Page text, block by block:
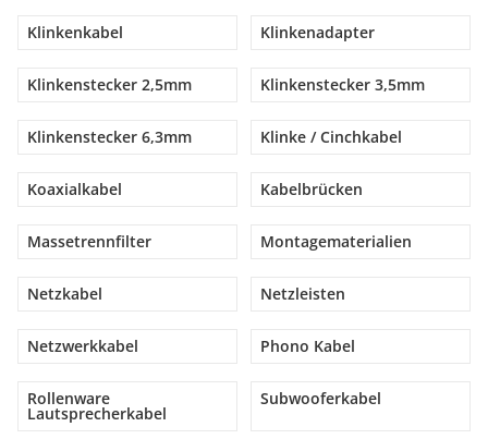
Klinkenkabel Klinkenadapter
Klinkenstecker 2,5mm Klinkenstecker 3,5mm
Klinkenstecker 6,3mm Klinke / Cinchkabel
Koaxialkabel Kabelbrücken
Massetrennfilter Montagematerialien
Netzkabel Netzleisten
Netzwerkkabel Phono Kabel
Rollenware
Lautsprecherkabel
Subwooferkabel